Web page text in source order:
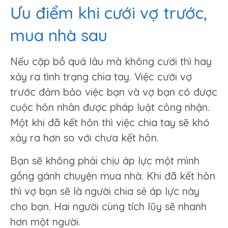
Ưu điểm khi cưới vợ trước,
mua nhà sau
Nếu cặp bồ quá lâu mà không cưới thì hay
xảy ra tình trạng chia tay. Việc cưới vợ
trước đảm bảo việc bạn và vợ bạn có được
cuộc hôn nhân được pháp luật công nhận.
Một khi đã kết hôn thì việc chia tay sẽ khó
xảy ra hơn so với chưa kết hôn.
Bạn sẽ không phải chịu áp lực một mình
gồng gánh chuyện mua nhà. Khi đã kết hôn
thì vợ bạn sẽ là người chia sẻ áp lực này
cho bạn. Hai người cùng tích lũy sẽ nhanh
hơn một người.